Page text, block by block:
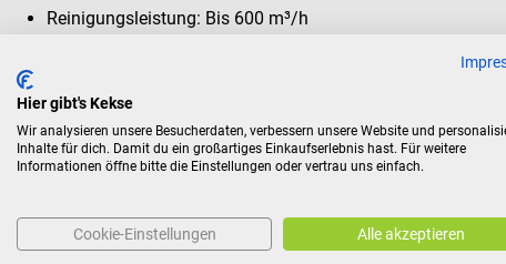
Reinigungsleistung: Bis 600 m³/h
Leistung: 6 - 90 W
Netzspannung: 220 - 240 V 50/60 Hz
1 IDEAL AP60 PRO Luftreiniger
Hier gibt's Kekse
Wir analysieren unsere Besucherdaten, verbessern unsere Website und
Inhalte für dich. Damit du ein großartiges Einkaufserlebnis hast. Für weitere
Informationen öffne bitte die Einstellungen oder vertrau uns einfach.
Cookie-Einstellungen Alle akzeptieren